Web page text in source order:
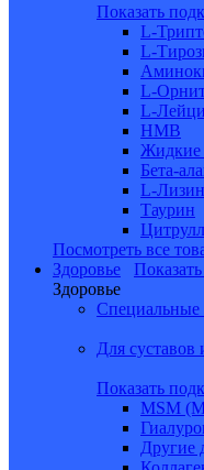
Показать
L-
L-
L-
L-
HMB
Жидкие
Бета-
L-Лизин
Таурин
Посмотреть все
Здоровье
Здоровье
Специальные
Для суставов
Показать
MSM
Другие